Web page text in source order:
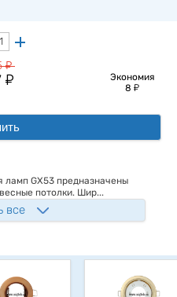
у
у
Экономия
8у
ламп GX53 предназначены
потолки. Шир...
все